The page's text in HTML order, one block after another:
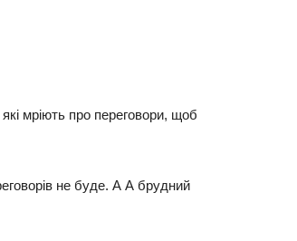
мріють про переговори, щоб
не буде. А А брудний